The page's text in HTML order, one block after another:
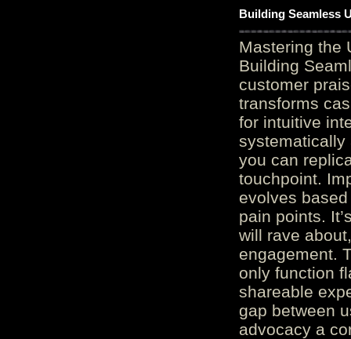
Building Seamless
Mastering the
Building
customer
transforms
for intuitive
systematically
you can
touchpoint.
evolves
pain points.
will rave
engagement.
only function
shareable
gap between
advocacy a